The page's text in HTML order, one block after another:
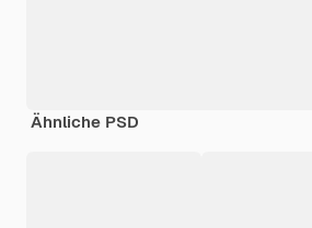
Ähnliche PSD